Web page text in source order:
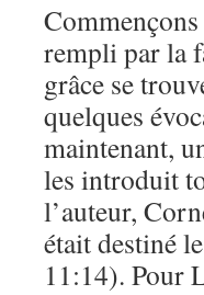
rempli par la
grâce se
quelques
maintenant,
les introduit
l’auteur,
était destiné
11:14). Pour